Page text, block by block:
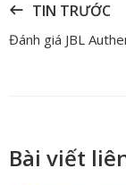
TIN TRƯỚC
Bài viết